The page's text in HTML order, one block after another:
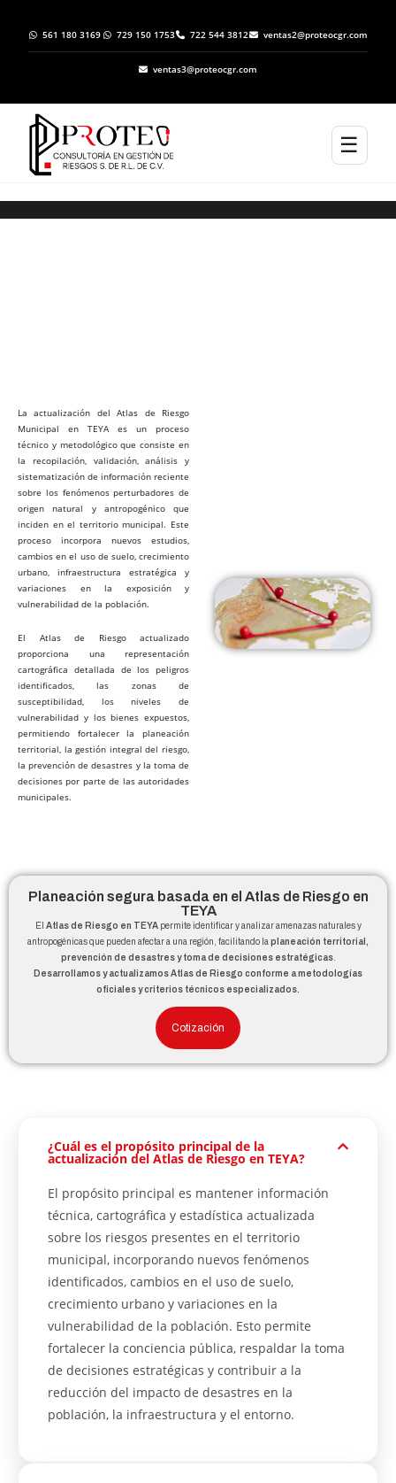
561 180 3169 729 150 1753 722 544 3812 ventas2@proteocgr.com
ventas3@proteocgr.com
☰
La actualización del Atlas de Riesgo
Municipal en TEYA es un proceso
técnico y metodológico que consiste en
la recopilación, validación, análisis y
sistematización de información reciente
sobre los fenómenos perturbadores de
origen natural y antropogénico que
inciden en el territorio municipal. Este
proceso incorpora nuevos estudios,
cambios en el uso de suelo, crecimiento
urbano, infraestructura estratégica y
variaciones en la exposición y
vulnerabilidad de la población.
El Atlas de Riesgo actualizado
proporciona una representación
cartográfica detallada de los peligros
identificados, las zonas de
susceptibilidad, los niveles de
vulnerabilidad y los bienes expuestos,
permitiendo fortalecer la planeación
territorial, la gestión integral del riesgo,
la prevención de desastres y la toma de
decisiones por parte de las autoridades
municipales.
Planeación segura basada en el Atlas de Riesgo en
TEYA
El Atlas de Riesgo en TEYApermite identificar y analizar amenazas naturales y
antropogénicas que pueden afectar a una región, facilitando la planeación territorial,
prevención de desastres y toma de decisiones estratégicas.
Desarrollamos y actualizamos Atlas de Riesgo conforme a metodologías
oficiales y criterios técnicos especializados.
Cotización
¿Cuál es el propósito principal de la
actualización del Atlas de Riesgo en TEYA?
El propósito principal es mantener información
técnica, cartográfica y estadística actualizada
sobre los riesgos presentes en el territorio
municipal, incorporando nuevos fenómenos
identificados, cambios en el uso de suelo,
crecimiento urbano y variaciones en la
vulnerabilidad de la población. Esto permite
fortalecer la conciencia pública, respaldar la toma
de decisiones estratégicas y contribuir a la
reducción del impacto de desastres en la
población, la infraestructura y el entorno.